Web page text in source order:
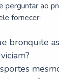
perguntar ao
fornecer:
bronquite